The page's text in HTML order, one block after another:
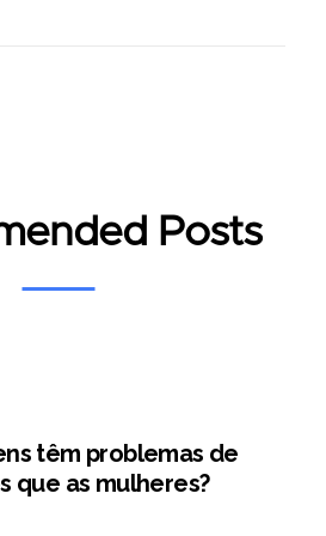
Posts
têm problemas de
que as mulheres?